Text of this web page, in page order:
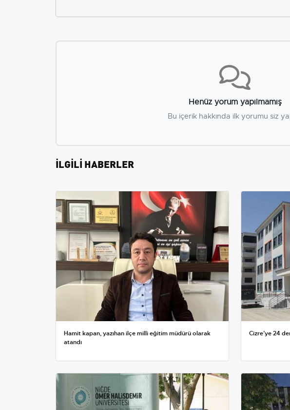
Henüz yorum yapılmamış
Bu içerik hakkında ilk yorumu siz
İLGİLİ HABERLER
Hamit kapan, yazıhan ilçe milli eğitim müdürü olarak
atandı
Cizre’ye 24